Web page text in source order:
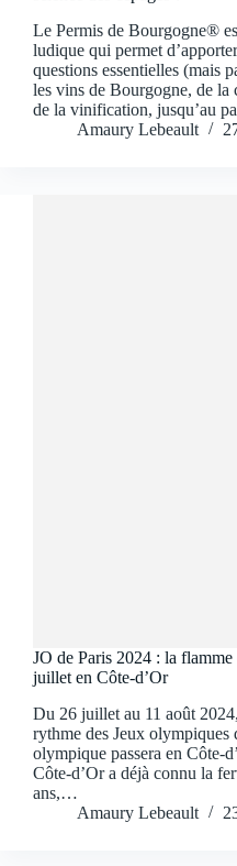
Le Permis de Bourgogne®
ludique qui permet
questions essentielles (mais
les vins de Bourgogne, de la
de la vinification, jusqu’au
Amaury Lebeault
JO de Paris 2024 : la
juillet en Côte-d’Or
Du 26 juillet au 11 août
rythme des Jeux olympiques
olympique passera en Côte-
Côte-d’Or a déjà connu la
ans,…
Amaury Lebeault